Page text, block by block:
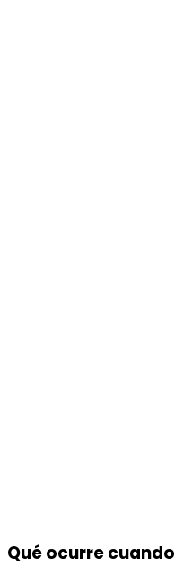
Qué ocurre